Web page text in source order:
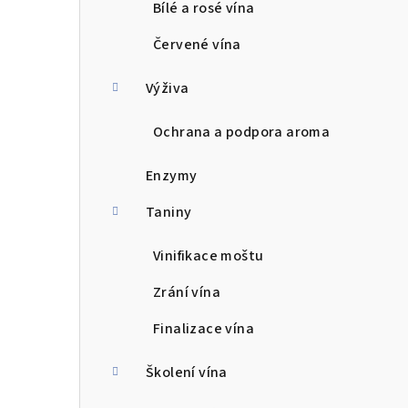
Bílé a rosé vína
Červené vína
Výživa
Ochrana a podpora aroma
Enzymy
Taniny
Vinifikace moštu
Zrání vína
Finalizace vína
Školení vína